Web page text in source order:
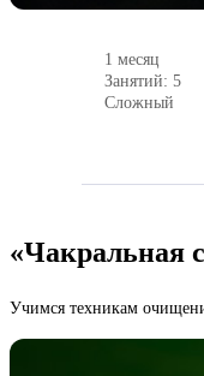
1 месяц
Занятий: 5
Сложный
«Чакральная
Учимся техникам